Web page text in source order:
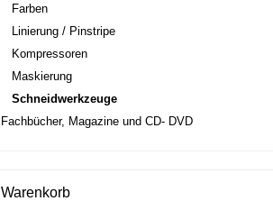
Farben
Linierung / Pinstripe
Kompressoren
Maskierung
Schneidwerkzeuge
Fachbücher, Magazine und CD- DVD
Warenkorb